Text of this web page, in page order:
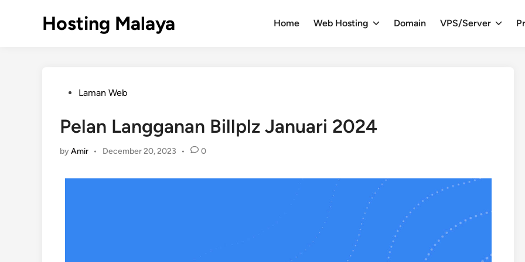
Hosting Malaya Home Web Hosting Domain VPS/Server
PostedLaman Web
Pelan Langganan Billplz Januari 2024
byAmir • December 20, 2023 • 0